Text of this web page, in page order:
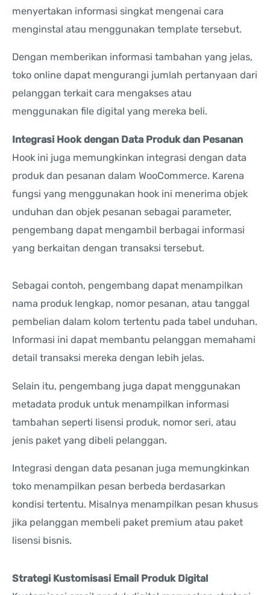
menyertakan informasi singkat mengenai cara
menginstal atau menggunakan template tersebut.
Dengan memberikan informasi tambahan yang jelas,
toko online dapat mengurangi jumlah pertanyaan dari
pelanggan terkait cara mengakses atau
menggunakan file digital yang mereka beli.
Integrasi Hook dengan Data Produk dan Pesanan
Hook ini juga memungkinkan integrasi dengan data
produk dan pesanan dalam WooCommerce. Karena
fungsi yang menggunakan hook ini menerima objek
unduhan dan objek pesanan sebagai parameter,
pengembang dapat mengambil berbagai informasi
yang berkaitan dengan transaksi tersebut.
Sebagai contoh, pengembang dapat menampilkan
nama produk lengkap, nomor pesanan, atau tanggal
pembelian dalam kolom tertentu pada tabel unduhan.
Informasi ini dapat membantu pelanggan memahami
detail transaksi mereka dengan lebih jelas.
Selain itu, pengembang juga dapat menggunakan
metadata produk untuk menampilkan informasi
tambahan seperti lisensi produk, nomor seri, atau
jenis paket yang dibeli pelanggan.
Integrasi dengan data pesanan juga memungkinkan
toko menampilkan pesan berbeda berdasarkan
kondisi tertentu. Misalnya menampilkan pesan khusus
jika pelanggan membeli paket premium atau paket
lisensi bisnis.
Strategi Kustomisasi Email Produk Digital